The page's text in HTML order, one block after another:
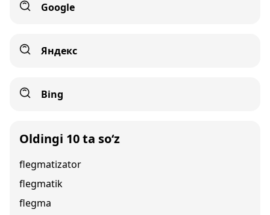
Google
Яндекс
Bing
Oldingi 10 ta so‘z
flegmatizator
flegmatik
flegma